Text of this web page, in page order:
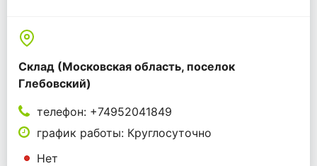
Склад (Московская область, поселок
Глебовский)
телефон: +74952041849
график работы: Круглосуточно
Нет